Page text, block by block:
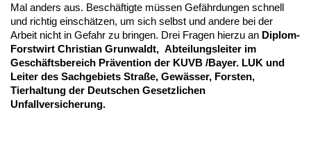
Mal anders aus. Beschäftigte müssen Gefährdungen schnell
und richtig einschätzen, um sich selbst und andere bei der
Arbeit nicht in Gefahr zu bringen. Drei Fragen hierzu an Diplom-
Forstwirt Christian Grunwaldt, Abteilungsleiter im
Geschäftsbereich Prävention der KUVB /Bayer. LUK und
Leiter des Sachgebiets Straße, Gewässer, Forsten,
Tierhaltung der Deutschen Gesetzlichen
Unfallversicherung.